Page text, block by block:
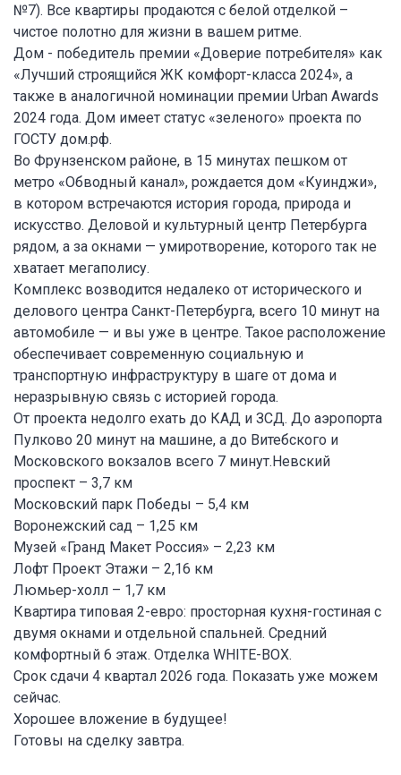
№7). Все квартиры продаются с белой отделкой –
чистое полотно для жизни в вашем ритме.
Дом - победитель премии «Доверие потребителя» как
«Лучший строящийся ЖК комфорт-класса 2024», а
также в аналогичной номинации премии Urban Awards
2024 года. Дом имеет статус «зеленого» проекта по
ГОСТУ дом.рф.
Во Фрунзенском районе, в 15 минутах пешком от
метро «Обводный канал», рождается дом «Куинджи»,
в котором встречаются история города, природа и
искусство. Деловой и культурный центр Петербурга
рядом, а за окнами — умиротворение, которого так не
хватает мегаполису.
Комплекс возводится недалеко от исторического и
делового центра Санкт-Петербурга, всего 10 минут на
автомобиле — и вы уже в центре. Такое расположение
обеспечивает современную социальную и
транспортную инфраструктуру в шаге от дома и
неразрывную связь с историей города.
От проекта недолго ехать до КАД и ЗСД. До аэропорта
Пулково 20 минут на машине, а до Витебского и
Московского вокзалов всего 7 минут.Невский
проспект – 3,7 км
Московский парк Победы – 5,4 км
Воронежский сад – 1,25 км
Музей «Гранд Макет Россия» – 2,23 км
Лофт Проект Этажи – 2,16 км
Люмьер-холл – 1,7 км
Квартира типовая 2-евро: просторная кухня-гостиная с
двумя окнами и отдельной спальней. Средний
комфортный 6 этаж. Отделка WHITE-BOX.
Срок сдачи 4 квартал 2026 года. Показать уже можем
сейчас.
Хорошее вложение в будущее!
Готовы на сделку завтра.